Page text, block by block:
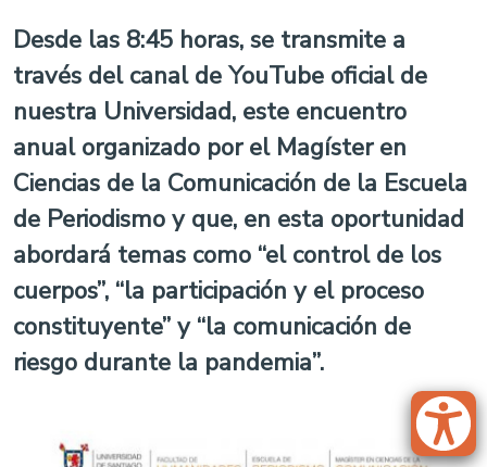
Desde las 8:45 horas, se transmite a
través del canal de YouTube oficial de
nuestra Universidad, este encuentro
anual organizado por el Magíster en
Ciencias de la Comunicación de la Escuela
de Periodismo y que, en esta oportunidad
abordará temas como “el control de los
cuerpos”, “la participación y el proceso
constituyente” y “la comunicación de
riesgo durante la pandemia”.